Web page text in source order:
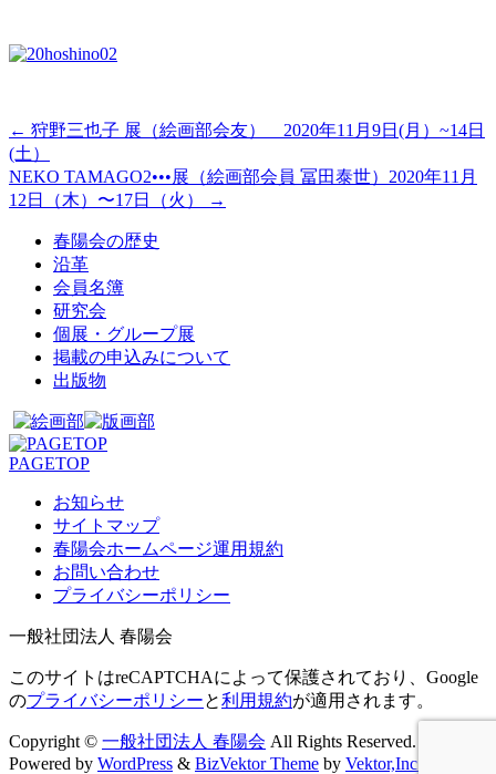
← 狩野三也子 展（絵画部会友） 2020年11月9日(月）~14日
(土）
NEKO TAMAGO2•••展（絵画部会員 冨田泰世）2020年11月
12日（木）〜17日（火）
→
春陽会の歴史
沿革
会員名簿
研究会
個展・グループ展
掲載の申込みについて
出版物
PAGETOP
お知らせ
サイトマップ
春陽会ホームページ運用規約
お問い合わせ
プライバシーポリシー
一般社団法人 春陽会
このサイトはreCAPTCHAによって保護されており、Google
のプライバシーポリシーと利用規約が適用されます。
Copyright © 一般社団法人 春陽会 All Rights Reserved.
Powered by WordPress & BizVektor Theme by Vektor,Inc.